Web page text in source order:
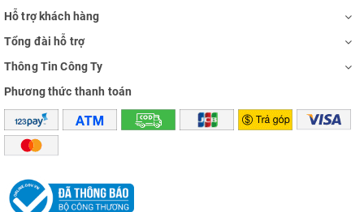
Hỗ trợ khách hàng
Tổng đài hỗ trợ
Thông Tin Công Ty
Phương thức thanh toán